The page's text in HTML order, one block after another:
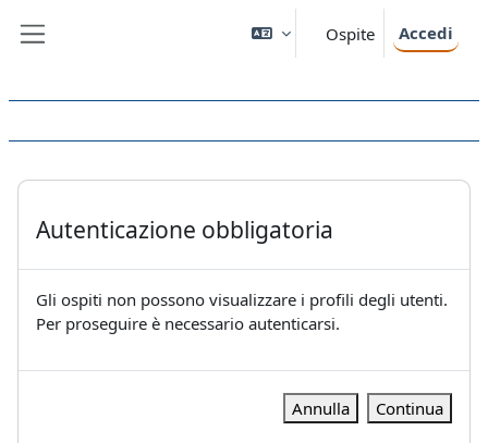
Ospite Accedi
Autenticazione obbligatoria
Gli ospiti non possono visualizzare i profili degli utenti.
Per proseguire è necessario autenticarsi.
Annulla Continua